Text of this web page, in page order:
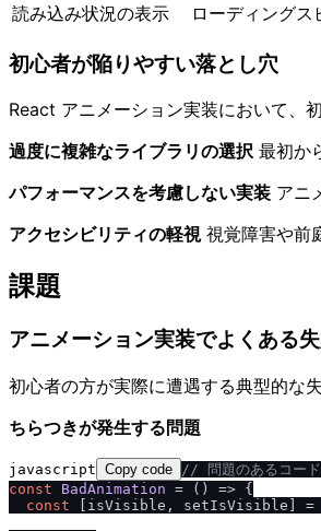
読み込み状況の表示
ローディング
初心者が陥りやすい落とし穴
React アニメーション実装において、
過度に複雑なライブラリの選択 最初か
パフォーマンスを考慮しない実装 アニ
アクセシビリティの軽視視覚障害や前
課題
アニメーション実装でよくある
初心者の方が実際に遭遇する典型的な
ちらつきが発生する問題
javascript Copy code / / 問題のあるコード
const
BadAnimation = ( ) => {
const [isVisible, setIsVisible] =